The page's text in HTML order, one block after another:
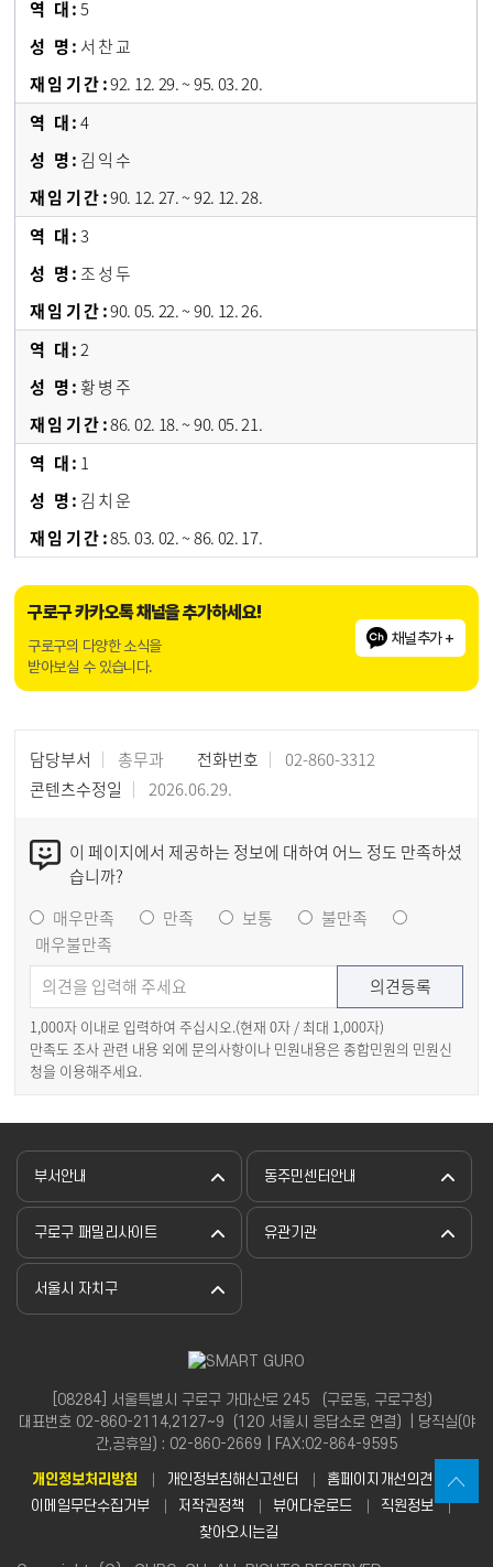
5
서 찬 교
92. 12. 29. ~ 95. 03. 20.
4
김 익 수
90. 12. 27. ~ 92. 12. 28.
3
조 성 두
90. 05. 22. ~ 90. 12. 26.
2
황 병 주
86. 02. 18. ~ 90. 05. 21.
1
김 치 운
85. 03. 02. ~ 86. 02. 17.
구로구 카카오톡 채널을 추가하세요!
구로구의 다양한 소식을
받아보실 수 있습니다.
채널추가 +
담당부서 총무과 전화번호
02-860-3312
콘텐츠수정일
2026.06.29.
이 페이지에서 제공하는 정보에 대하여 어느 정도 만족하셨
습니까?
매우만족
만족 보통
불만족
매우불만족
1,000자 이내로 입력하여 주십시오.(현재 0자 / 최대 1,000자)
만족도 조사 관련 내용 외에 문의사항이나 민원내용은 종합민원의 민원신
청을 이용해주세요.
부서안내 동주민센터안내
구로구 패밀리사이트 유관기관
서울시 자치구
[08284] 서울특별시 구로구 가마산로 245 （구로동, 구로구청）
대표번호 02-860-2114,2127~9（120 서울시 응답소로 연결）| 당직실(야
간,공휴일) : 02-860-2669 | FAX:02-864-9595
개인정보처리방침 개인정보침해신고센터
홈페이지개선의견
이메일무단수집거부
저작권정책 뷰어다운로드
직원정보
찾아오시는길